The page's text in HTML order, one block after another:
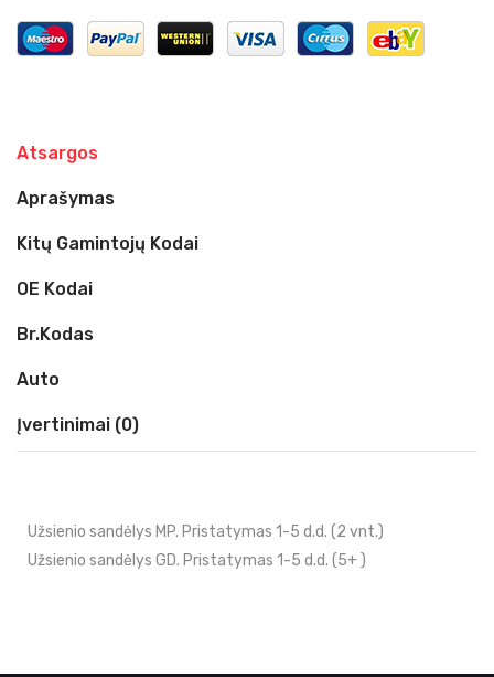
Atsargos
Aprašymas
Kitų Gamintojų Kodai
OE Kodai
Br.kodas
Auto
Įvertinimai (0)
Užsienio sandėlys MP. Pristatymas 1-5 d.d. (2 vnt.)
Užsienio sandėlys GD. Pristatymas 1-5 d.d. (5+ )